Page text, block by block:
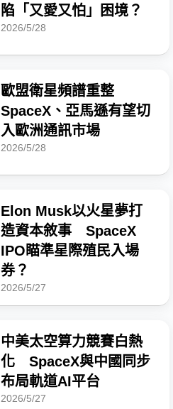
陷「又愛又怕」困境？
2026/5/28
歐盟衛星頻譜重整
SpaceX、亞馬遜有望切
入歐洲通訊市場
2026/5/28
Elon Musk以火星夢打
造資本敘事 SpaceX
IPO瞄準星際殖民入場
券？
2026/5/27
中美太空算力競賽白熱
化 SpaceX與中國同步
布局軌道AI平台
2026/5/27